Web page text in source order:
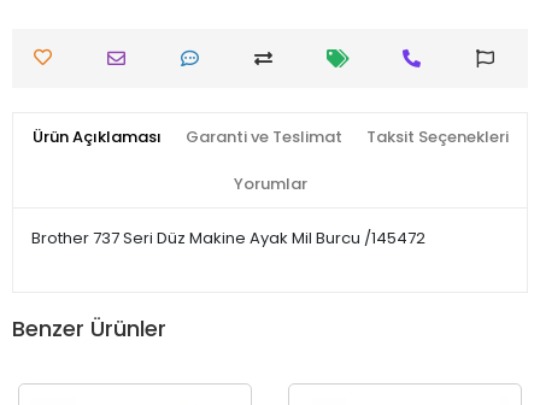
Ürün Açıklaması Garanti ve Teslimat Taksit Seçenekleri
Yorumlar
Brother 737 Seri Düz Makine Ayak Mil Burcu /145472
Benzer Ürünler